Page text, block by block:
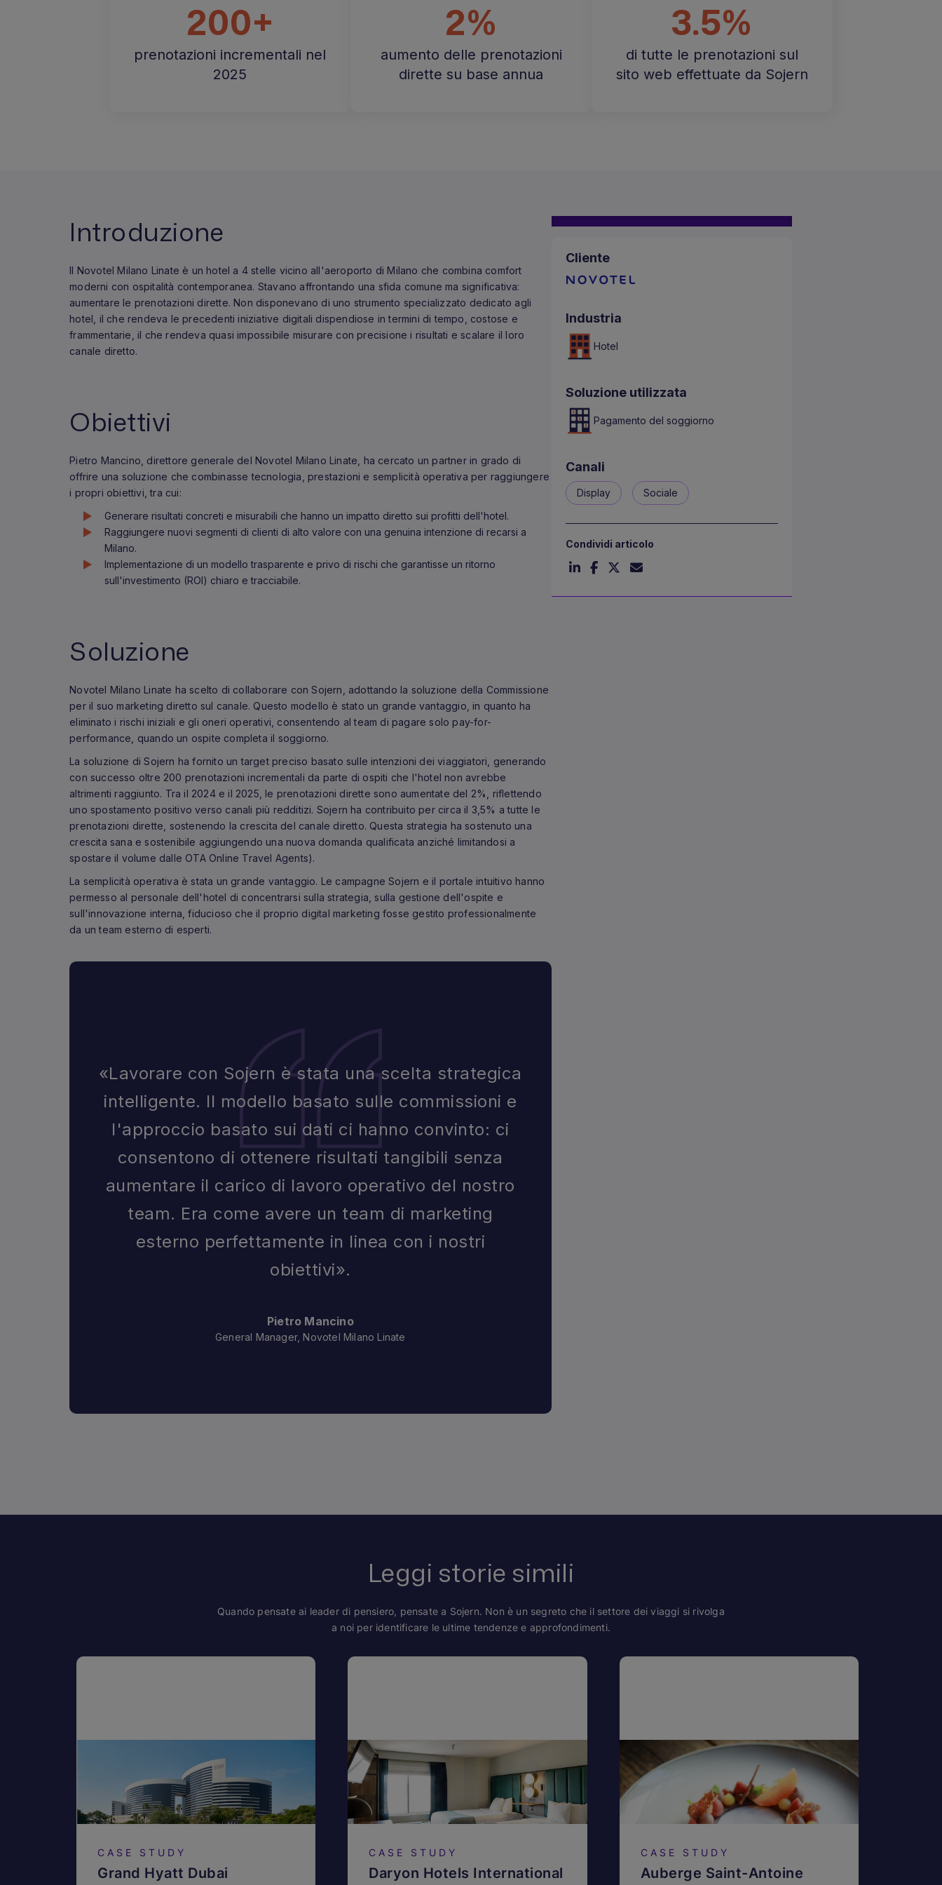
200+
prenotazioni incrementali nel
2025
2%
aumento delle prenotazioni
dirette su base annua
3.5%
di tutte le prenotazioni sul
sito web effettuate da Sojern
Introduzione
Il Novotel Milano Linate è un hotel a 4 stelle vicino all'aeroporto di Milano che combina comfort
moderni con ospitalità contemporanea. Stavano affrontando una sfida comune ma significativa:
aumentare le prenotazioni dirette. Non disponevano di uno strumento specializzato dedicato agli
hotel, il che rendeva le precedenti iniziative digitali dispendiose in termini di tempo, costose e
frammentarie, il che rendeva quasi impossibile misurare con precisione i risultati e scalare il loro
canale diretto.
Obiettivi
Pietro Mancino, direttore generale del Novotel Milano Linate, ha cercato un partner in grado di
offrire una soluzione che combinasse tecnologia, prestazioni e semplicità operativa per raggiungere
i propri obiettivi, tra cui:
Generare risultati concreti e misurabili che hanno un impatto diretto sui profitti dell'hotel.
Raggiungere nuovi segmenti di clienti di alto valore con una genuina intenzione di recarsi a
Milano.
Implementazione di un modello trasparente e privo di rischi che garantisse un ritorno
sull'investimento (ROI) chiaro e tracciabile.
Soluzione
Novotel Milano Linate ha scelto di collaborare con Sojern, adottando la soluzione della Commissione
per il suo marketing diretto sul canale. Questo modello è stato un grande vantaggio, in quanto ha
eliminato i rischi iniziali e gli oneri operativi, consentendo al team di pagare solo pay-for-
performance, quando un ospite completa il soggiorno.
La soluzione di Sojern ha fornito un target preciso basato sulle intenzioni dei viaggiatori, generando
con successo oltre 200 prenotazioni incrementali da parte di ospiti che l'hotel non avrebbe
altrimenti raggiunto. Tra il 2024 e il 2025, le prenotazioni dirette sono aumentate del 2%, riflettendo
uno spostamento positivo verso canali più redditizi. Sojern ha contribuito per circa il 3,5% a tutte le
prenotazioni dirette, sostenendo la crescita del canale diretto. Questa strategia ha sostenuto una
crescita sana e sostenibile aggiungendo una nuova domanda qualificata anziché limitandosi a
spostare il volume dalle OTA Online Travel Agents).
La semplicità operativa è stata un grande vantaggio. Le campagne Sojern e il portale intuitivo hanno
permesso al personale dell'hotel di concentrarsi sulla strategia, sulla gestione dell'ospite e
sull'innovazione interna, fiducioso che il proprio digital marketing fosse gestito professionalmente
da un team esterno di esperti.
«Lavorare con Sojern è stata una scelta strategica
intelligente. Il modello basato sulle commissioni e
l'approccio basato sui dati ci hanno convinto: ci
consentono di ottenere risultati tangibili senza
aumentare il carico di lavoro operativo del nostro
team. Era come avere un team di marketing
esterno perfettamente in linea con i nostri
obiettivi».
Pietro Mancino
General Manager, Novotel Milano Linate
Cliente
Industria
Hotel
Soluzione utilizzata
Pagamento del soggiorno
Canali
Display Sociale
Condividi articolo
Leggi storie simili
Quando pensate ai leader di pensiero, pensate a Sojern. Non è un segreto che il settore dei viaggi si rivolga
a noi per identificare le ultime tendenze e approfondimenti.
CASE STUDY
Grand Hyatt Dubai
CASE STUDY
Daryon Hotels International
CASE STUDY
Auberge Saint-Antoine